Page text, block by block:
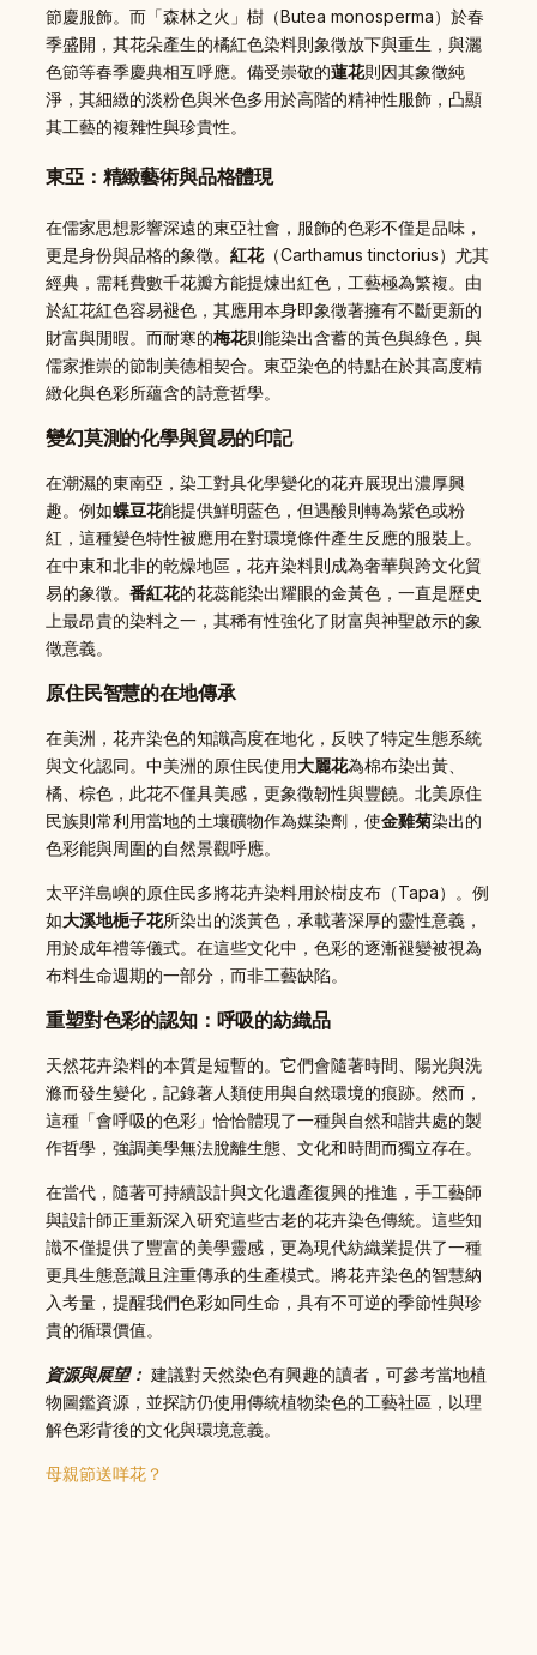
節慶服飾。而「森林之火」樹（Butea monosperma）於春
季盛開，其花朵產生的橘紅色染料則象徵放下與重生，與灑
色節等春季慶典相互呼應。備受崇敬的蓮花則因其象徵純
淨，其細緻的淡粉色與米色多用於高階的精神性服飾，凸顯
其工藝的複雜性與珍貴性。
東亞：精緻藝術與品格體現
在儒家思想影響深遠的東亞社會，服飾的色彩不僅是品味，
更是身份與品格的象徵。 紅花（Carthamus tinctorius）尤其
經典，需耗費數千花瓣方能提煉出紅色，工藝極為繁複。由
於紅花紅色容易褪色，其應用本身即象徵著擁有不斷更新的
財富與閒暇。而耐寒的梅花則能染出含蓄的黃色與綠色，與
儒家推崇的節制美德相契合。東亞染色的特點在於其高度精
緻化與色彩所蘊含的詩意哲學。
變幻莫測的化學與貿易的印記
在潮濕的東南亞，染工對具化學變化的花卉展現出濃厚興
趣。例如蝶豆花能提供鮮明藍色，但遇酸則轉為紫色或粉
紅，這種變色特性被應用在對環境條件產生反應的服裝上。
在中東和北非的乾燥地區，花卉染料則成為奢華與跨文化貿
易的象徵。 番紅花的花蕊能染出耀眼的金黃色，一直是歷史
上最昂貴的染料之一，其稀有性強化了財富與神聖啟示的象
徵意義。
原住民智慧的在地傳承
在美洲，花卉染色的知識高度在地化，反映了特定生態系統
與文化認同。中美洲的原住民使用大麗花為棉布染出黃、
橘、棕色，此花不僅具美感，更象徵韌性與豐饒。北美原住
民族則常利用當地的土壤礦物作為媒染劑，使金雞菊染出的
色彩能與周圍的自然景觀呼應。
太平洋島嶼的原住民多將花卉染料用於樹皮布（Tapa）。例
如大溪地梔子花所染出的淡黃色，承載著深厚的靈性意義，
用於成年禮等儀式。在這些文化中，色彩的逐漸褪變被視為
布料生命週期的一部分，而非工藝缺陷。
重塑對色彩的認知：呼吸的紡織品
天然花卉染料的本質是短暫的。它們會隨著時間、陽光與洗
滌而發生變化，記錄著人類使用與自然環境的痕跡。然而，
這種「會呼吸的色彩」恰恰體現了一種與自然和諧共處的製
作哲學，強調美學無法脫離生態、文化和時間而獨立存在。
在當代，隨著可持續設計與文化遺產復興的推進，手工藝師
與設計師正重新深入研究這些古老的花卉染色傳統。這些知
識不僅提供了豐富的美學靈感，更為現代紡織業提供了一種
更具生態意識且注重傳承的生產模式。將花卉染色的智慧納
入考量，提醒我們色彩如同生命，具有不可逆的季節性與珍
貴的循環價值。
資源與展望： 建議對天然染色有興趣的讀者，可參考當地植
物圖鑑資源，並探訪仍使用傳統植物染色的工藝社區，以理
解色彩背後的文化與環境意義。
母親節送咩花？